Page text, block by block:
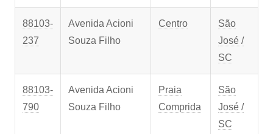
88103-
237
Avenida Acioni
Souza Filho
Centro
São
José /
SC
88103-
790
Avenida Acioni
Souza Filho
Praia
Comprida
São
José /
SC